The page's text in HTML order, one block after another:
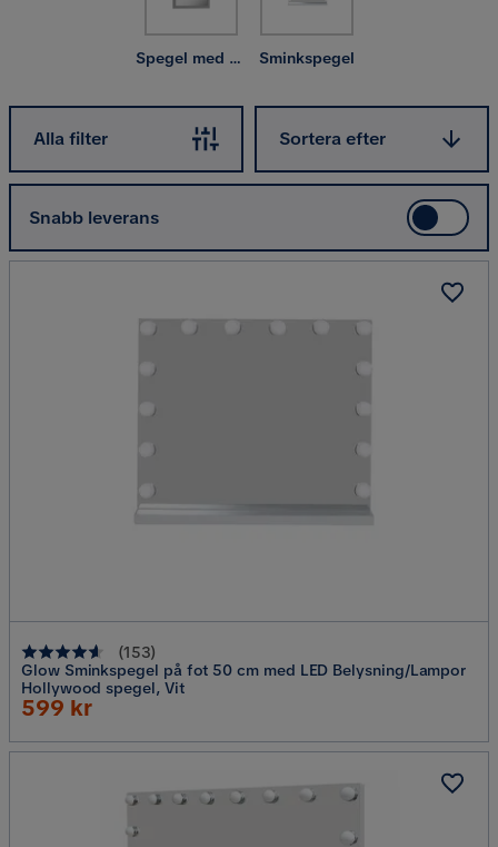
kitschig romantisk stil.
Spegel med belysning Sminkspegel
Alla filter
Sortera efter
Snabb leverans
(153)
Glow Sminkspegel på fot 50 cm med LED Belysning/Lampor
Hollywood spegel, Vit
Rabatterat
599 kr